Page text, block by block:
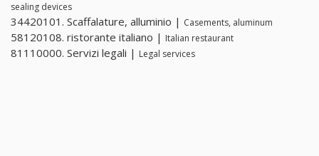
sealing devices
34420101. Scaffalature, alluminio | Casements, aluminum
58120108. ristorante italiano | Italian restaurant
81110000. Servizi legali | Legal services